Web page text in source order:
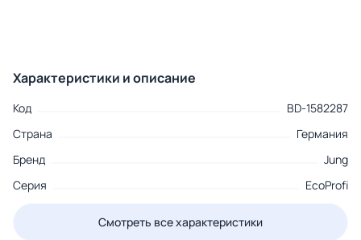
Характеристики и описание
Код
BD-1582287
Страна
Германия
Бренд
Jung
Серия
EcoProfi
Смотреть все характеристики